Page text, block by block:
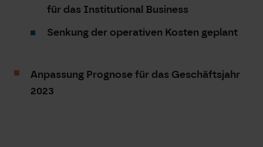
für das Institutional Business
Senkung der operativen Kosten geplant
Anpassung Prognose für das Geschäftsjahr
2023